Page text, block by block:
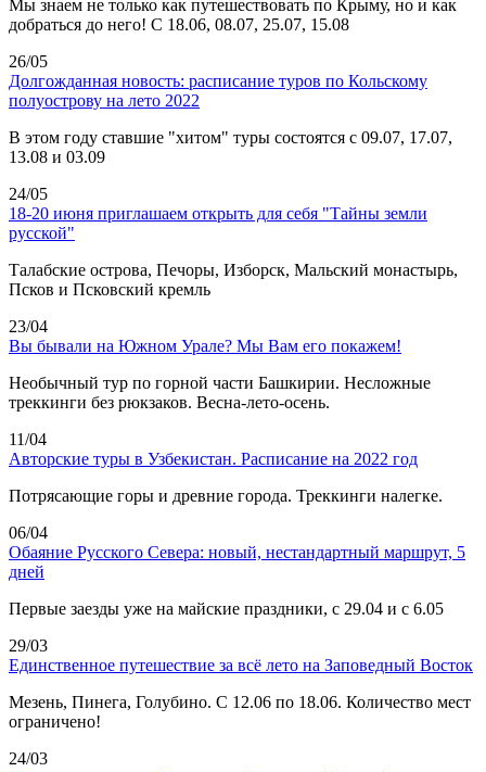
Мы знаем не только как путешествовать по Крыму, но и как
добраться до него! С 18.06, 08.07, 25.07, 15.08
26/05
Долгожданная новость: расписание туров по Кольскому
полуострову на лето 2022
В этом году ставшие "хитом" туры состоятся с 09.07, 17.07,
13.08 и 03.09
24/05
18-20 июня приглашаем открыть для себя "Тайны земли
русской"
Талабские острова, Печоры, Изборск, Мальский монастырь,
Псков и Псковский кремль
23/04
Вы бывали на Южном Урале? Мы Вам его покажем!
Необычный тур по горной части Башкирии. Несложные
треккинги без рюкзаков. Весна-лето-осень.
11/04
Авторские туры в Узбекистан. Расписание на 2022 год
Потрясающие горы и древние города. Треккинги налегке.
06/04
Обаяние Русского Севера: новый, нестандартный маршрут, 5
дней
Первые заезды уже на майские праздники, с 29.04 и с 6.05
29/03
Единственное путешествие за всё лето на Заповедный Восток
Мезень, Пинега, Голубино. С 12.06 по 18.06. Количество мест
ограничено!
24/03